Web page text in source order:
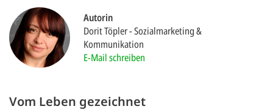
Autorin
Dorit Töpler Sozialmarketing &
Kommunikation
E-Mail schreiben
Vom Leben gezeichnet